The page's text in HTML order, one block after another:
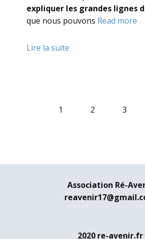
expliquer les grandes lignes
que nous pouvons Read more
Lire la suite
1 2 3
Association Ré-
2020 re-avenir.fr